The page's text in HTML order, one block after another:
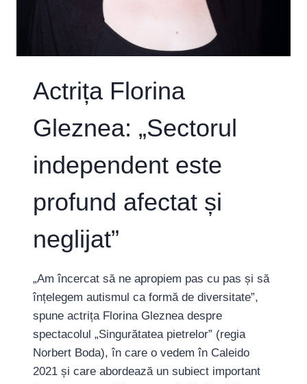
IMPLIC”
Actrița Florina
Gleznea: „Sectorul
independent este
profund afectat și
neglijat”
„Am încercat să ne apropiem pas cu pas și să
înțelegem autismul ca formă de diversitate”,
spune actrița Florina Gleznea despre
spectacolul „Singurătatea pietrelor” (regia
Norbert Boda), în care o vedem în Caleido
2021 și care abordează un subiect important